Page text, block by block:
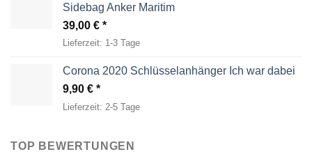
Sidebag Anker Maritim
39,00 €
Lieferzeit: 1-3 Tage
Corona 2020 Schlüsselanhänger Ich war dabei
9,90 €
Lieferzeit: 2-5 Tage
TOP BEWERTUNGEN